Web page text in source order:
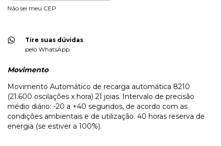
Não sei meu CEP
Tire suas dúvidas
pelo WhatsApp
Movimento
Movimento Automático de recarga automática 8210
(21.600 oscilações x hora) 21 joias. Intervalo de precisão
médio diário: -20 a +40 segundos, de acordo com as
condições ambientais e de utilização. 40 horas reserva de
energia (se estiver a 100%).